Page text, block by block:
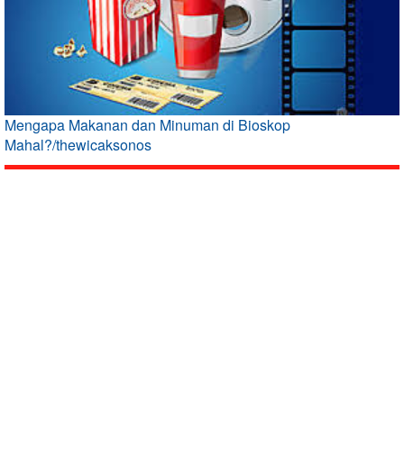
Mengapa Makanan dan Minuman di Bioskop
Mahal?/thewicaksonos